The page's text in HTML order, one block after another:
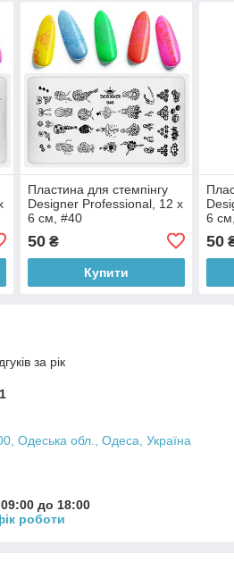
Пластина для стемпінгу
Designer Professional, 12 х
6 см, #40
50₴
Купити
6
50
за рік
Одеська обл., Одеса, Україна
до 18:00
роботи